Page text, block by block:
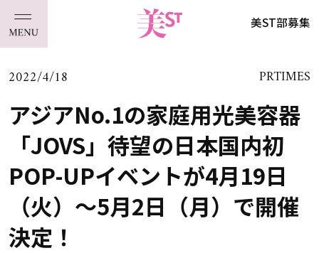
美ST部募集
2022/4/18 PRTIMES
アジアNo.1の家庭用光美容器
「JOVS」待望の日本国内初
POP-UPイベントが4月19日
（火）～5月2日（月）で開催
決定！